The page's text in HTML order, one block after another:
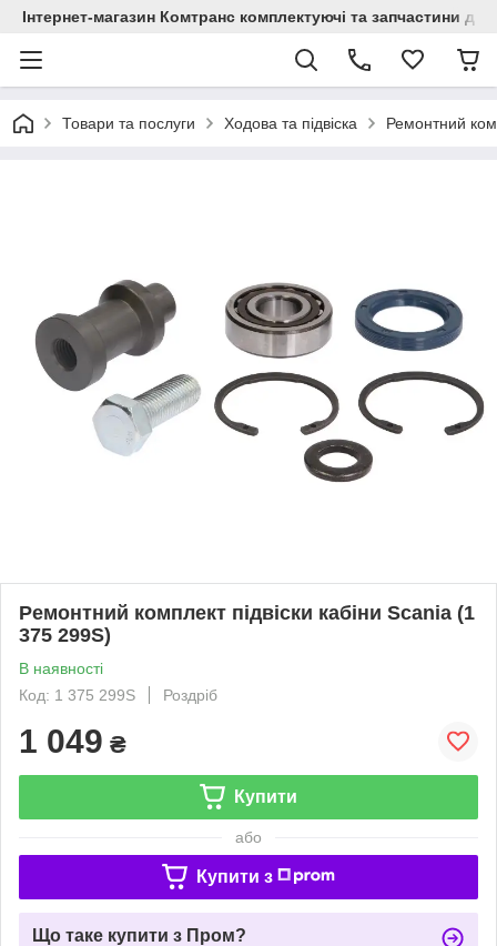
Інтернет-магазин Комтранс комплектуючі та запчастини
Товари та послуги Ходова та підвіска Ремонтний
Ремонтний комплект підвіски кабіни Scania (1
375 299S)
В наявності
Код: 1 375 299S
Роздріб
1 049 ₴
Купити
або
Купити з
Що таке купити з Пром?